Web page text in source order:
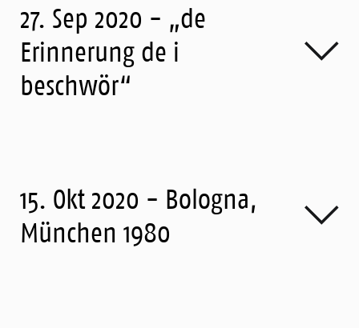
27. Sep 2020 - „de
Erinnerung de i
beschwör“
15. Okt 2020 - Bologna,
München 1980